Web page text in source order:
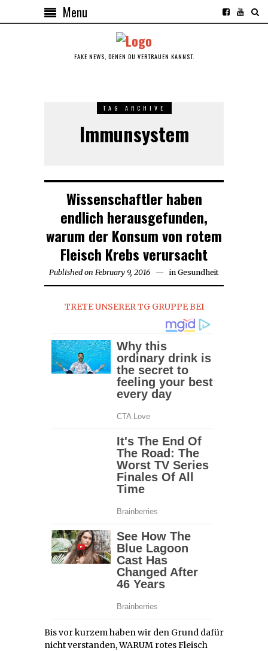
Menu
FAKE NEWS, DENEN DU VERTRAUEN KANNST.
TAG ARCHIVE
Immunsystem
Wissenschaftler haben
endlich herausgefunden,
warum der Konsum von rotem
Fleisch Krebs verursacht
Published on February 9, 2016 February
in Gesundheit
TRETE UNSERER TG GRUPPE BEI
Bis vor kurzem haben wir den Grund dafür
nicht verstanden, WARUM rotes Fleisch